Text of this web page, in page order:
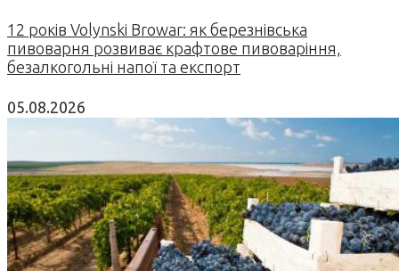
12 років Volynski Browar: як березнівська
пивоварня розвиває крафтове пивоваріння,
безалкогольні напої та експорт
05.08.2026